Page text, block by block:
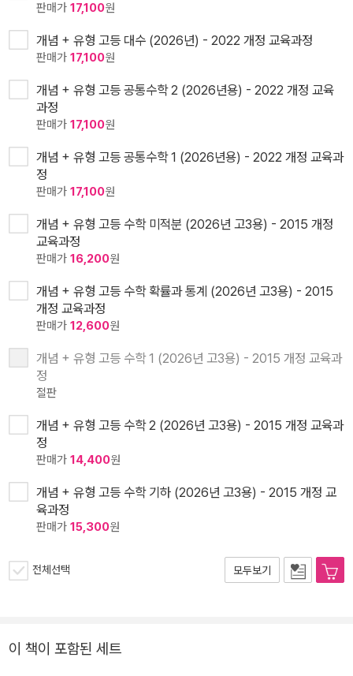
판매가 17,100원
개념 + 유형 고등 대수 (2026년) - 2022 개정 교육과정
판매가 17,100원
개념 + 유형 고등 공통수학 2 (2026년용) - 2022 개정 교육
과정
판매가 17,100원
개념 + 유형 고등 공통수학 1 (2026년용) - 2022 개정 교육과
정
판매가 17,100원
개념 + 유형 고등 수학 미적분 (2026년 고3용) - 2015 개정
교육과정
판매가 16,200원
개념 + 유형 고등 수학 확률과 통계 (2026년 고3용) - 2015
개정 교육과정
판매가 12,600원
개념 + 유형 고등 수학 1 (2026년 고3용) - 2015 개정 교육과
정
절판
개념 + 유형 고등 수학 2 (2026년 고3용) - 2015 개정 교육과
정
판매가 14,400원
개념 + 유형 고등 수학 기하 (2026년 고3용) - 2015 개정 교
육과정
판매가 15,300원
전체선택 모두보기
이 책이 포함된 세트